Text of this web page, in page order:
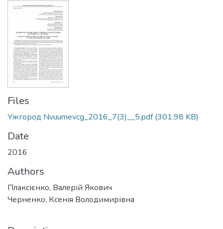
Files
Ужгород Nvuumevcg_2016_7(3)__5.pdf(301.98 KB)
Date
2016
Authors
Плаксієнко, Валерій Якович
Черненко, Ксенія Володимирівна